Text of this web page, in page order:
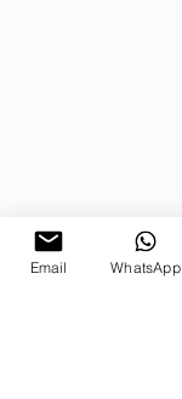
Email WhatsApp